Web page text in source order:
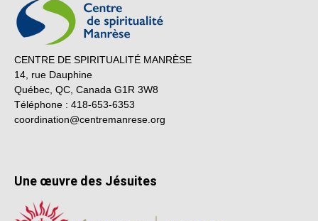
CENTRE DE SPIRITUALITÉ MANRÈSE
14, rue Dauphine
Québec, QC, Canada G1R 3W8
Téléphone : 418-653-6353
coordination@centremanrese.org
Une œuvre des Jésuites